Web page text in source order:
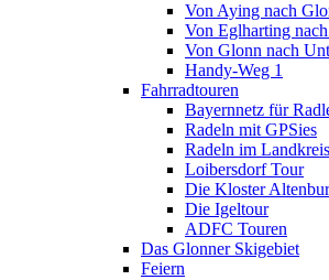
Von Aying nach
Von Eglharting
Von Glonn nach
Handy-Weg 1
Fahrradtouren
Bayernnetz für
Radeln mit GPSies
Radeln im Landkreis
Loibersdorf Tour
Die Kloster
Die Igeltour
ADFC Touren
Das Glonner Skigebiet
Feiern